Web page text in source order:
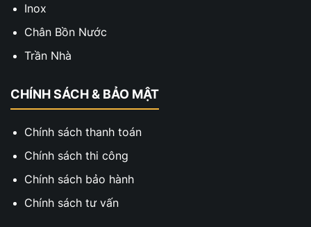
Inox
Chân Bồn Nước
Trần Nhà
CHÍNH SÁCH & BẢO MẬT
Chính sách thanh toán
Chính sách thi công
Chính sách bảo hành
Chính sách tư vấn